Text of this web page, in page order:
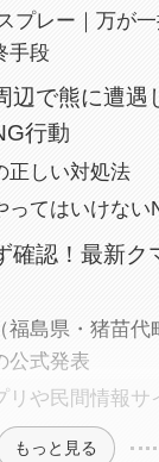
プレー｜万が一
手段
辺で熊に遭遇
行動
正しい対処法
ってはいけない
確認！最新ク
福島県・猪苗代
公式発表
リや民間情報サ
もっと見る